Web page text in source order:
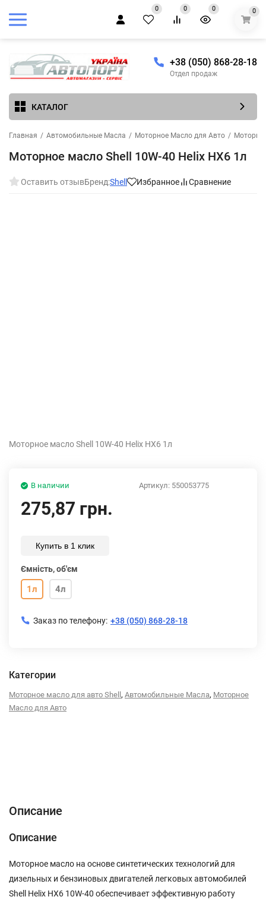
0 0 0 0
+38 (050) 868-28-18
Отдел продаж
КАТАЛОГ
Главная / Автомобильные Масла / Моторное Масло для Авто /
Моторное масло Shell 10W-40 Helix HX6 1л
Оставить отзывБренд:Shell Избранное Сравнение
Моторное масло Shell 10W-40 Helix HX6 1л
Артикул: 550053775
В наличии
275,87 грн.
Купить в 1 клик
Ємність, об'єм
1л 4л
Заказ по телефону: +38 (050) 868-28-18
Категории
Моторное масло для авто Shell , Автомобильные Масла, Моторное
Масло для Авто
Описание
Описание
Моторное масло на основе синтетических технологий для
дизельных и бензиновых двигателей легковых автомобилей
Shell Helix HX6 10W-40 обеспечивает эффективную работу